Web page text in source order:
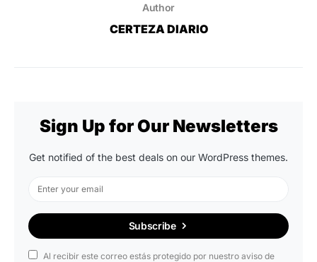
Author
CERTEZA DIARIO
Sign Up for Our Newsletters
Get notified of the best deals on our WordPress themes.
Subscribe
Al recibir este correo estás protegido por nuestro aviso de